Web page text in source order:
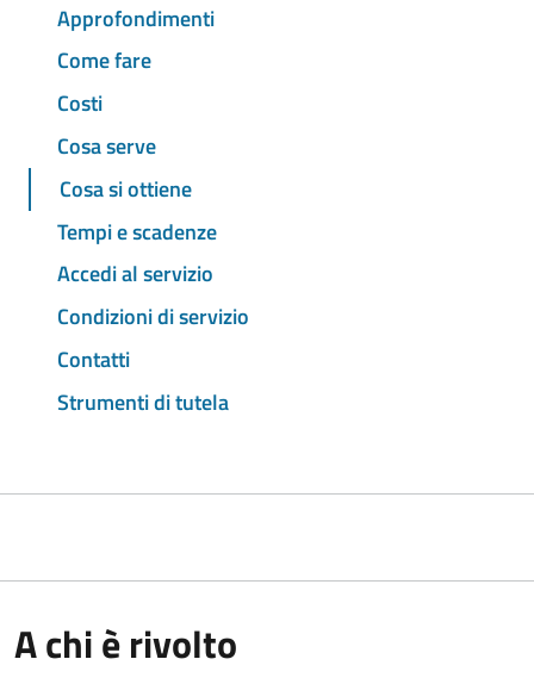
Approfondimenti
Come fare
Costi
Cosa serve
Cosa si ottiene
Tempi e scadenze
Accedi al servizio
Condizioni di servizio
Contatti
Strumenti di tutela
A chi è rivolto